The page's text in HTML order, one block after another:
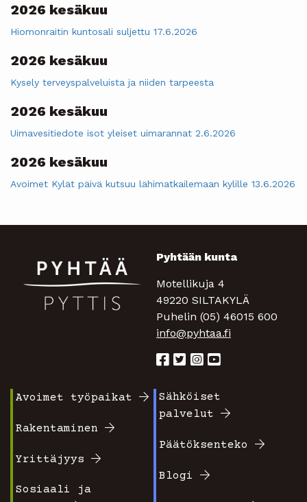
2026 kesäkuu
Hiomonraitin kuntosali suljettu 17.6.2026
2026 kesäkuu
Kysely terveyspalveluista ja niiden tarpeesta
2026 kesäkuu
Uimavesitiedote isot yleiset uimarannat 2.6.2026
2026 kesäkuu
Avoimet Kylät päivä kutsuu lähimatkailemaan kylille 13.6.2026
Pyhtään kunta
Motellikuja 4
49220 SILTAKYLÄ
Puhelin (05) 46015 600
info@pyhtaa.fi
valikko
Avoimet työpaikat
Rakentaminen
Yrittäjyys
Sosiaali ja
Footer
2
Sähköiset
palvelut
Päätöksenteko
Blogi